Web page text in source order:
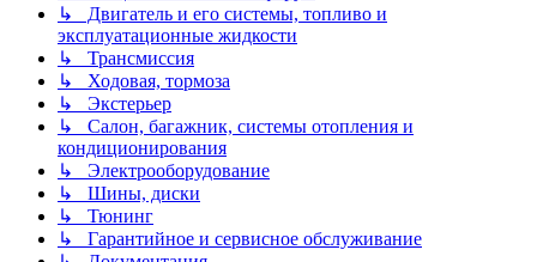
↳ Двигатель и его системы, топливо и
эксплуатационные жидкости
↳ Трансмиссия
↳ Ходовая, тормоза
↳ Экстерьер
↳ Салон, багажник, системы отопления и
кондиционирования
↳ Электрооборудование
↳ Шины, диски
↳ Тюнинг
↳ Гарантийное и сервисное обслуживание